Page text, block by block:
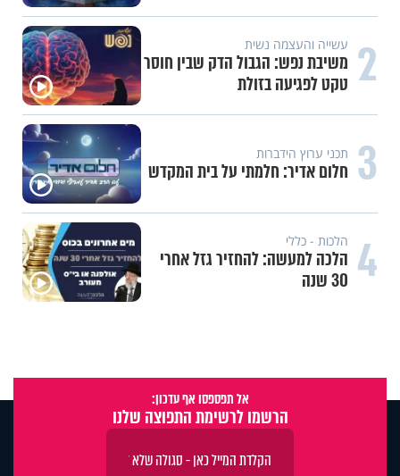
2 עשייה והעצמה נשית
משיבת נפש: הגבול הדק שבין חוסר
טקט לפגיעה בזולת
3 תכני ערוץ הידברות
חלום אדיר: חלמתי על בית המקדש
4 הלכות - כללי
הלכה למעשה: להחזיר גזל אחרי
30 שנה
אל תפספסו אף עדכון:
הרשמו לרשימת התפוצה שלנו